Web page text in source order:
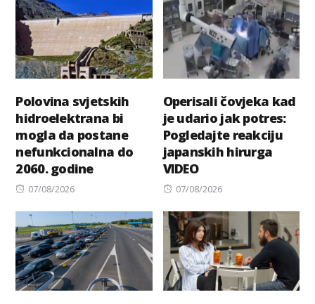
Polovina svjetskih
hidroelektrana bi
mogla da postane
nefunkcionalna do
2060. godine
Posted
07/08/2026
Operisali čovjeka kad
je udario jak potres:
Pogledajte reakciju
japanskih hirurga
VIDEO
Posted
07/08/2026